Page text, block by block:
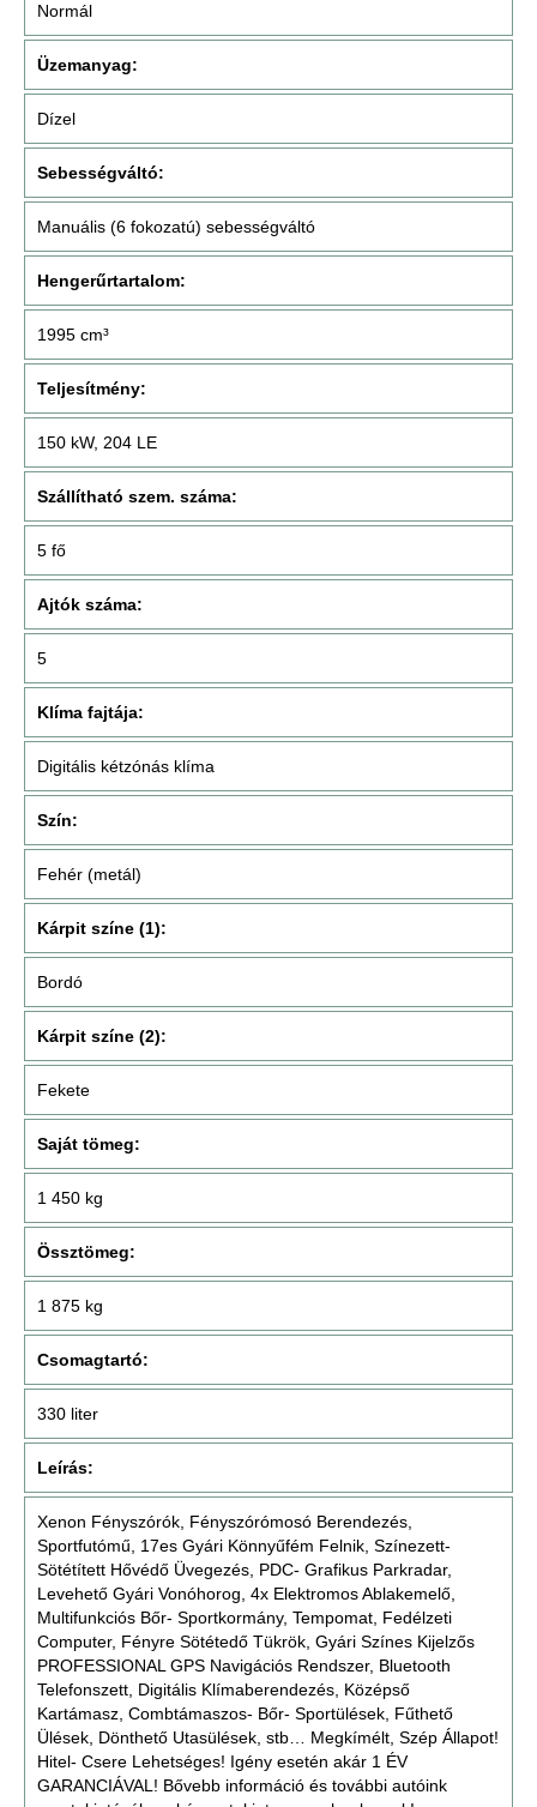
Normál
Üzemanyag:
Dízel
Sebességváltó:
Manuális (6 fokozatú) sebességváltó
Hengerűrtartalom:
1995 cm³
Teljesítmény:
150 kW, 204 LE
Szállítható szem. száma:
5 fő
Ajtók száma:
5
Klíma fajtája:
Digitális kétzónás klíma
Szín:
Fehér (metál)
Kárpit színe (1):
Bordó
Kárpit színe (2):
Fekete
Saját tömeg:
1 450 kg
Össztömeg:
1 875 kg
Csomagtartó:
330 liter
Leírás:
Xenon Fényszórók, Fényszórómosó Berendezés,
Sportfutómű, 17es Gyári Könnyűfém Felnik, Színezett-
Sötétített Hővédő Üvegezés, PDC- Grafikus Parkradar,
Levehető Gyári Vonóhorog, 4x Elektromos Ablakemelő,
Multifunkciós Bőr- Sportkormány, Tempomat, Fedélzeti
Computer, Fényre Sötétedő Tükrök, Gyári Színes Kijelzős
PROFESSIONAL GPS Navigációs Rendszer, Bluetooth
Telefonszett, Digitális Klímaberendezés, Középső
Kartámasz, Combtámaszos- Bőr- Sportülések, Fűthető
Ülések, Dönthető Utasülések, stb… Megkímélt, Szép Állapot!
Hitel- Csere Lehetséges! Igény esetén akár 1 ÉV
GARANCIÁVAL! Bővebb információ és további autóink